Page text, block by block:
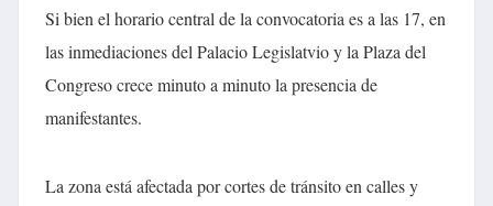
Si bien el horario central de la convocatoria es a las 17, en
las inmediaciones del Palacio Legislatvio y la Plaza del
Congreso crece minuto a minuto la presencia de
manifestantes.
La zona está afectada por cortes de tránsito en calles y